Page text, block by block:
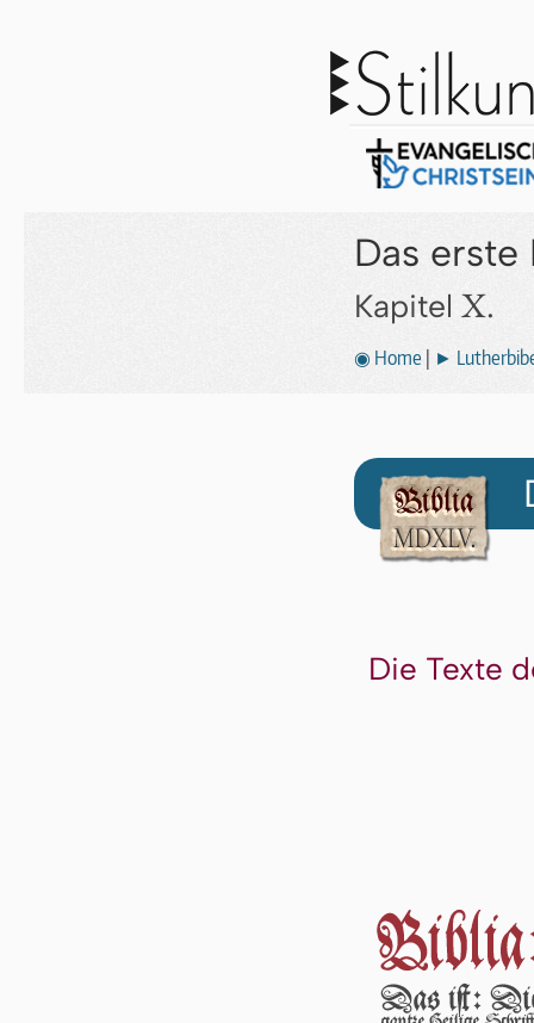
Das
Kapitel X.
◉ Home ►
Die Texte